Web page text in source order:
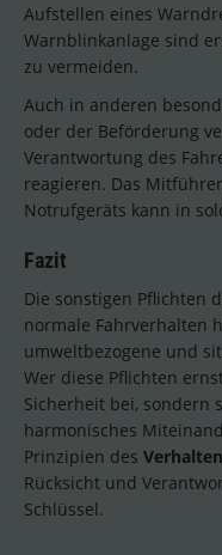
Aufstellen eines
Warnblinkanlage sind
zu vermeiden.
Auch in anderen
oder der Beförderung
Verantwortung des
reagieren. Das
Notrufgeräts kann in
Fazit
Die sonstigen Pflichten
normale Fahrverhalten
umweltbezogene und
Wer diese Pflichten
Sicherheit bei, sondern
harmonisches
Prinzipien des
Rücksicht und
Schlüssel.